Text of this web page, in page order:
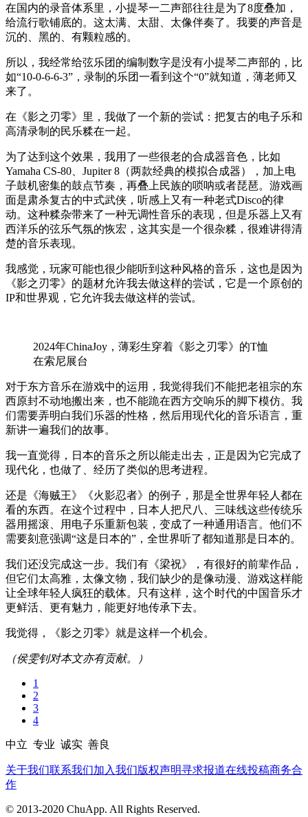
在国内的录音体系里，小提琴一二声部往往是为了8度叠加，
给流行歌铺底的。这太满、太甜、太像伴奏了。我要的声音是
沉的、黑的、有颗粒感的。
所以，我经常给弦乐团的编制数字是没有小提琴二声部的，比
如“10-0-6-6-3”，录制的乐团一看到这个“0”就知道，薄老师又
来了。
在《影之刃零》里，我做了一个新的尝试：把复古的电子乐和
高清录制的民乐糅在一起。
为了达到这个效果，我用了一些很老的合成器音色，比如
Yamaha CS-80、Jupiter 8（两款经典的模拟合成器），加上电
子鼓机密集的鼓点节奏，再叠上民族的唢呐或者琵琶。游戏画
面是肃杀复古的中式武侠，听感上又有一种老式Disco的律
动。这种糅杂带来了一种无调性音乐的表现，但是乐器上又有
西洋乐的弦乐气氛的恢宏，这其实是一个很杂糅，很难讲得清
楚的音乐表现。
我感觉，玩家可能也很少能听到这种风格的音乐，这也是因为
《影之刃零》的题材允许我去做这样的尝试，它是一个原创的
IP和世界观，它允许我去做这样的尝试。
2024年ChinaJoy，薄彩生穿着《影之刃零》的T恤
在索尼展台
对于东方音乐在游戏中的运用，我觉得我们不能把老祖宗的东
西原封不动地搬出来，也不能跪在西方交响乐的脚下模仿。我
们需要弄明白我们乐器的性格，然后用现代化的音乐语言，重
新讲一遍我们的故事。
我一直觉得，日本的音乐之所以能走出去，正是因为它完成了
现代化，也做了、经历了类似的思考进程。
还是《海贼王》《火影忍者》的例子，那是全世界年轻人都在
看的东西。在这个过程中，日本人把尺八、三味线这些传统乐
器用摇滚、用电子乐重新包装，变成了一种通用语言。他们不
需要刻意强调“这是日本的”，全世界听了都知道那是日本的。
我们还没完成这一步。我们有《梁祝》，有很好的前辈作品，
但它们太高雅，太像文物，我们缺少的是像动漫、游戏这样能
让全球年轻人疯狂的载体。只有这样，这个时代的中国音乐才
更鲜活、更有魅力，能更好地传承下去。
我觉得，《影之刃零》就是这样一个机会。
（侯雯钊对本文亦有贡献。）
1
2
3
4
中立 专业 诚实 善良
关于我们联系我们加入我们版权声明寻求报道在线投稿商务合
作
© 2013-2020 ChuApp. All Rights Reserved.